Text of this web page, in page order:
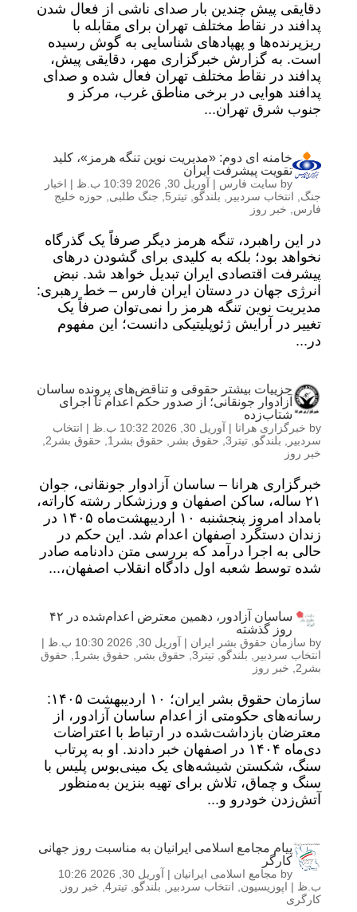
دقایقی پیش چندین بار صدای ناشی از فعال شدن
پدافند در نقاط مختلف تهران برای مقابله با
ریزپرنده‌ها و پهپادهای شناسایی به گوش رسیده
است. به گزارش خبرگزاری مهر، دقایقی پیش،
پدافند در نقاط مختلف تهران فعال شده و صدای
پدافند هوایی در برخی مناطق غرب، مرکز و
جنوب شرق تهران...
خامنه ای دوم: «مدیریت نوین تنگه هرمز»، کلید
تقویت پیشرفت ایران
by سایت فارس | آوریل 30, 2026 10:39 ب.ظ | اخبار
جنگ
انتخاب سردبیر بلندگو تیتر5 جنگ طلبی
حوزه خلیج
فارس
خبر روز
در این راهبرد، تنگه هرمز دیگر صرفاً یک گذرگاه
نخواهد بود؛ بلکه به کلیدی برای گشودن درهای
پیشرفت اقتصادی ایران تبدیل خواهد شد. نبض
انرژی جهان در دستان ایران فارس – خط رهبری:
مدیریت نوین تنگه هرمز را نمی‌توان صرفاً یک
تغییر در آرایش ژئوپلیتیکی دانست؛ این مفهوم
در...
جزییات بیشتر حقوقی و تناقض‌های پرونده ساسان
آزادوار جونقانی؛ از صدور حکم اعدام تا اجرای
شتاب‌زده
by خبرگزاری هرانا | آوریل 30, 2026 10:32 ب.ظ | انتخاب
سردبیر
بلندگو تیتر3 , حقوق بشر حقوق بشر1 حقوق بشر2
خبر روز
خبرگزاری هرانا – ساسان آزادوار جونقانی، جوان
۲۱ ساله، ساکن اصفهان و ورزشکار رشته کاراته،
بامداد امروز پنجشنبه ۱۰ اردیبهشت‌ماه ۱۴۰۵ در
زندان دستگرد اصفهان اعدام شد. این حکم در
حالی به اجرا درآمد که بررسی متن دادنامه صادر
شده توسط شعبه اول دادگاه انقلاب اصفهان،...
ساسان آزادور، دهمین معترض اعدام‌شده در ۴۲
روز گذشته
by سازمان حقوق بشر ایران | آوریل 30, 2026 10:30 ب.ظ
|
انتخاب سردبیر
بلندگو تیتر3 , حقوق بشر حقوق بشر1
حقوق
بشر2
خبر روز
سازمان حقوق بشر ایران؛ ۱۰ اردیبهشت ۱۴۰۵:
رسانه‌های حکومتی از اعدام ساسان آزادور، از
معترضان بازداشت‌شده در ارتباط با اعتراضات
دی‌ماه ۱۴۰۴ در اصفهان خبر دادند. او به پرتاب
سنگ، شکستن شیشه‌های یک مینی‌بوس پلیس با
سنگ و چماق، تلاش برای تهیه بنزین به‌منظور
آتش‌زدن خودرو و...
پیام مجامع اسلامی ایرانیان به مناسبت روز جهانی
کارگر
by مجامع اسلامی ایرانیان |
آوریل 30, 2026 10:26
ب.ظ | اپوزیسیون انتخاب سردبیر بلندگو تیتر4 , خبر روز
کارگری